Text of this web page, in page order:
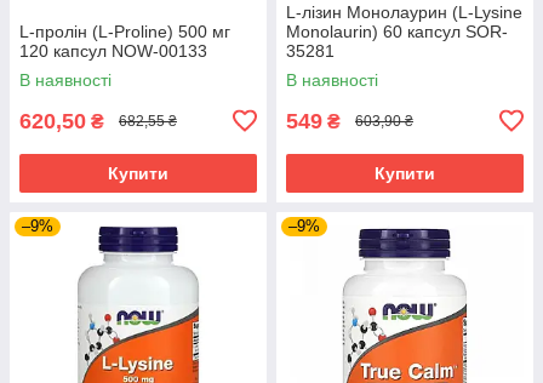
L-пролін (L-Proline) 500 мг
120 капсул NOW-00133
В наявності
620,50 ₴ 682,55 ₴
Купити
L-лізин Монолаурин (L-Lysine
Monolaurin) 60 капсул SOR-
35281
В наявності
549 ₴ 603,90 ₴
Купити
–9% –9%